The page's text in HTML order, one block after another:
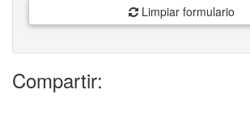
Limpiar formulario
Compartir: